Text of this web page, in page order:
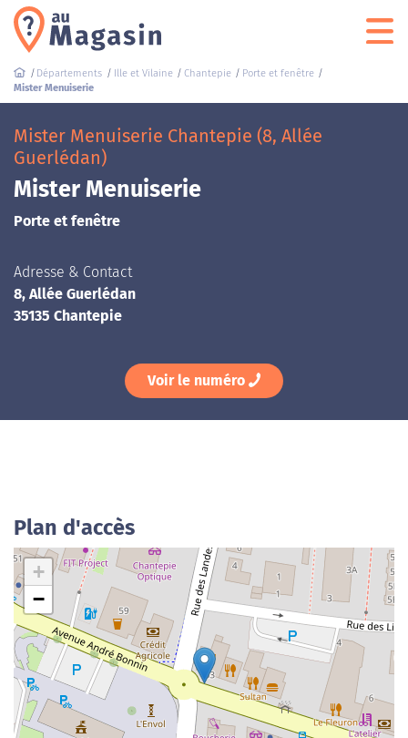
Départements Ille et Vilaine Chantepie
Porte et fenêtre
Mister Menuiserie
Mister Menuiserie Chantepie (8, Allée
Guerlédan)
Mister Menuiserie
Porte et fenêtre
Adresse & Contact
8, Allée Guerlédan
35135 Chantepie
Voir le numéro
Plan d'accès
+
−